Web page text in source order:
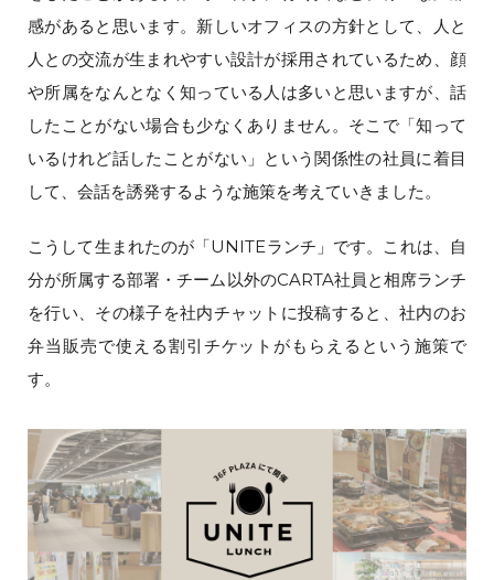
感があると思います。新しいオフィスの方針として、人と
人との交流が生まれやすい設計が採用されているため、顔
や所属をなんとなく知っている人は多いと思いますが、話
したことがない場合も少なくありません。そこで「知って
いるけれど話したことがない」という関係性の社員に着目
して、会話を誘発するような施策を考えていきました。
こうして生まれたのが「UNITEランチ」です。これは、自
分が所属する部署・チーム以外のCARTA社員と相席ランチ
を行い、その様子を社内チャットに投稿すると、社内のお
弁当販売で使える割引チケットがもらえるという施策で
す。